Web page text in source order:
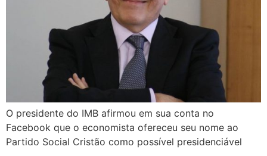
O presidente do IMB afirmou em sua conta no
Facebook que o economista ofereceu seu nome ao
Partido Social Cristão como possível presidenciável